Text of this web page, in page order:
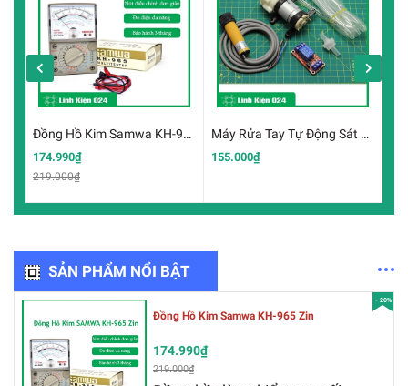
Đồng Hồ Kim Samwa KH-965 Zin
174.990₫
219.000₫
Máy Rửa Tay Tự Động Sát Khuẩn 3M V2
155.000₫
SẢN PHẨM NỔI BẬT
Đồng Hồ Kim Samwa KH-965 Zin
174.990₫
219.000₫
- 20%